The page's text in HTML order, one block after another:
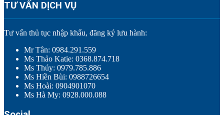
TƯ VẤN DỊCH VỤ
Tư vấn thủ tục nhập khẩu, đăng ký lưu hành:
Mr Tân: 0984.291.559
Ms Thảo Katie: 0368.874.718
Ms Thúy: 0979.785.886
Ms Hiền Bùi: 0988726654
Ms Hoài: 0904901070
Ms Hà My: 0928.000.088